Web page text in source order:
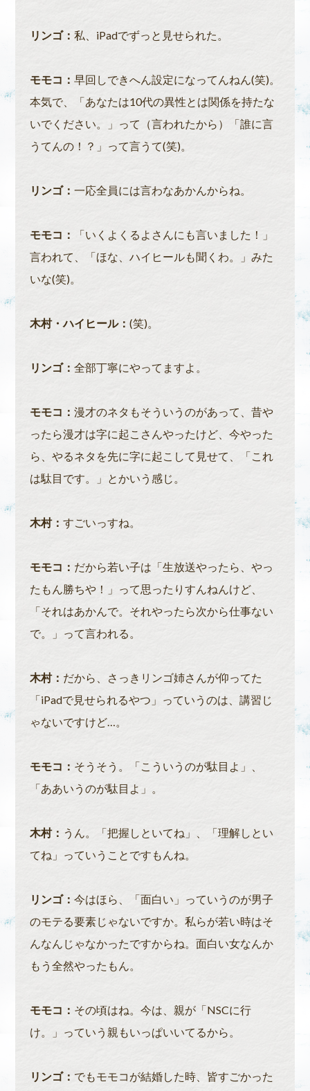
リンゴ： 私、iPadでずっと見せられた。
モモコ： 早回しできへん設定になってんねん(笑)。
本気で、「あなたは10代の異性とは関係を持たな
いでください。」って（言われたから）「誰に言
うてんの！？」って言うて(笑)。
リンゴ： 一応全員には言わなあかんからね。
モモコ：
「いくよくるよさんにも言いました！」
言われて、「ほな、ハイヒールも聞くわ。」みた
いな(笑)。
木村・ハイヒール： (笑)。
リンゴ： 全部丁寧にやってますよ。
モモコ： 漫才のネタもそういうのがあって、昔や
ったら漫才は字に起こさんやったけど、今やった
ら、やるネタを先に字に起こして見せて、「これ
は駄目です。」とかいう感じ。
木村： すごいっすね。
モモコ： だから若い子は「生放送やったら、やっ
たもん勝ちや！」って思ったりすんねんけど、
「それはあかんで。それやったら次から仕事ない
で。」って言われる。
木村： だから、さっきリンゴ姉さんが仰ってた
「iPadで見せられるやつ」っていうのは、講習じ
ゃないですけど…。
モモコ： そうそう。「こういうのが駄目よ」、
「ああいうのが駄目よ」。
木村： うん。「把握しといてね」、「理解しとい
てね」っていうことですもんね。
リンゴ： 今はほら、「面白い」っていうのが男子
のモテる要素じゃないですか。私らが若い時はそ
んなんじゃなかったですからね。面白い女なんか
もう全然やったもん。
モモコ： その頃はね。今は、親が「NSCに行
け。」っていう親もいっぱいいてるから。
リンゴ： でもモモコが結婚した時、皆すごかった